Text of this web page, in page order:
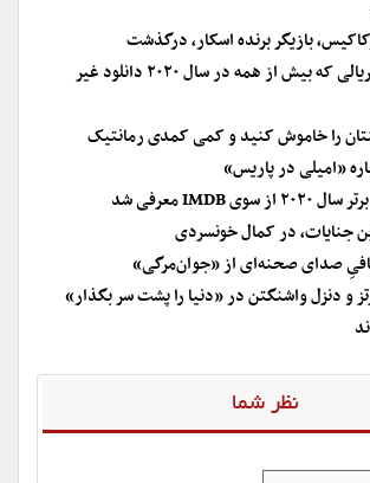
بازیگر برنده اسکار، درگذشت
معرفی سریالی که بیش از همه در سال ۲۰۲۰ دانلود غیر
را خاموش کنید و کمی کمدی رمانتیک
«امیلی در پاریس»
جنایات، در کمال خونسردی
صدای صحنه‌ای از «جوان‌مرگی»
و دنزل واشنگتن در «دنیا را پشت سر بگذار»
نظر شما